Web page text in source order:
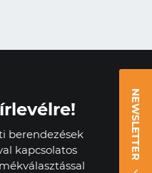
NEWSLETTER
berendezések
kapcsolatos